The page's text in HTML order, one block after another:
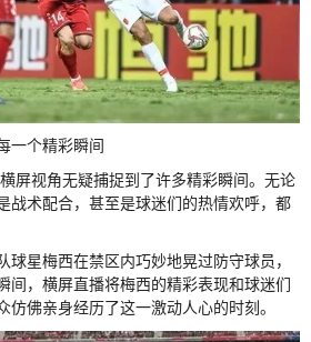
一个精彩瞬间
屏视角无疑捕捉到了许多精彩瞬间。无论
战术配合，甚至是球迷们的热情欢呼，都
球星梅西在禁区内巧妙地晃过防守球员，
间，横屏直播将梅西的精彩表现和球迷们
仿佛亲身经历了这一激动人心的时刻。